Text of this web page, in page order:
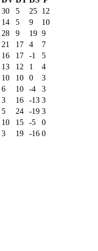
30 5 25 12
14 5 9
10
28 9 19 9
21 17 4
7
16 17 -1
5
13 12 1
4
10 10 0
3
6 10 -4
3
3 16 -13 3
5 24 -19 3
10 15 -5
0
3 19 -16 0